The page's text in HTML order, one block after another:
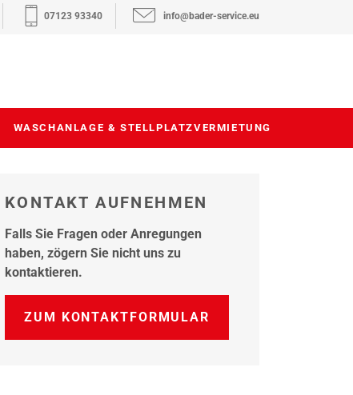
07123 93340 info@bader-service.eu
WASCHANLAGE & STELLPLATZVERMIETUNG
KONTAKT AUFNEHMEN
Falls Sie Fragen oder Anregungen
haben, zögern Sie nicht uns zu
kontaktieren.
ZUM KONTAKTFORMULAR